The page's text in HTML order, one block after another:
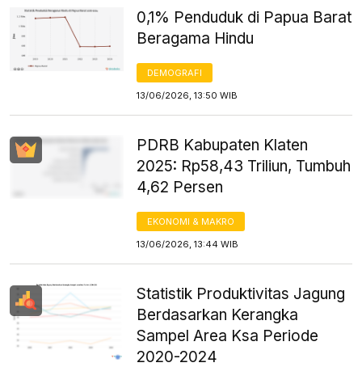
0,1% Penduduk di Papua Barat
Beragama Hindu
DEMOGRAFI
13/06/2026, 13:50 WIB
PDRB Kabupaten Klaten
2025: Rp58,43 Triliun, Tumbuh
4,62 Persen
EKONOMI & MAKRO
13/06/2026, 13:44 WIB
Statistik Produktivitas Jagung
Berdasarkan Kerangka
Sampel Area Ksa Periode
2020-2024